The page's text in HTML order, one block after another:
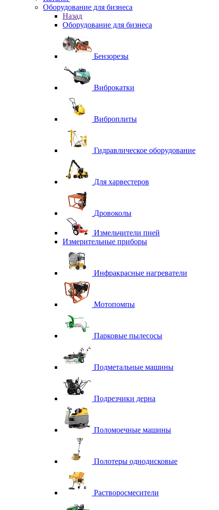
Оборудование для бизнеса
Назад
Оборудование для бизнеса
Бензорезы
Виброкатки
Виброплиты
Гидравлическое оборудование
Для харвестеров
Дровоколы
Измельчители пней
Измерительные приборы
Инфракрасные нагреватели
Мотопомпы
Парковые пылесосы
Подметальные машины
Подрезчики дерна
Поломоечные машины
Полотеры однодисковые
Растворосмесители